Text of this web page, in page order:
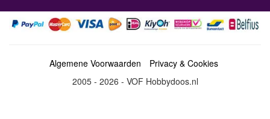
Algemene Voorwaarden
Privacy & Cookies
2005 - 2026 - VOF Hobbydoos.nl